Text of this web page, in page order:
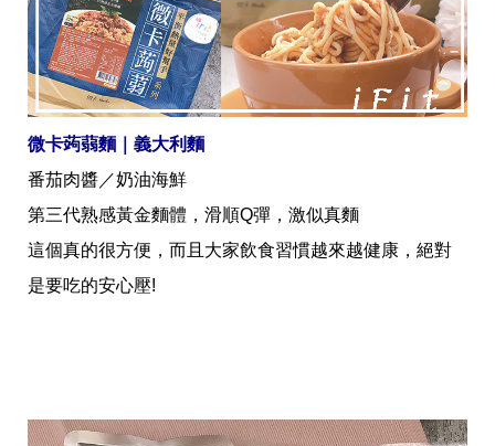
戀
愛
指
南
害
羞
話
關
於
自
星
食
旅
微卡蒟蒻麵｜義大利麵
番茄肉醬／奶油海鮮
第三代熟感黃金麵體，滑順Q彈，激似真麵
這個真的很方便，而且大家飲食習慣越來越健康，絕對
是要吃的安心壓!